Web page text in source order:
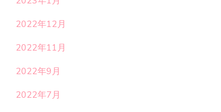
2022年12月
2022年11月
2022年9月
2022年7月